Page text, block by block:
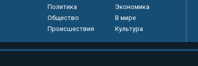
Политика
Экономика
Общество
В мире
Происшествия
Культура